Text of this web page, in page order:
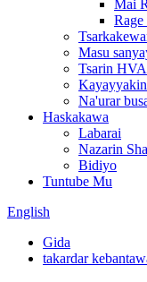
Mai
Rage
Masu
Tsarin
Na'urar
Haskakawa
Labarai
Nazarin
Bidiyo
Tuntube Mu
English
Gida
takardar